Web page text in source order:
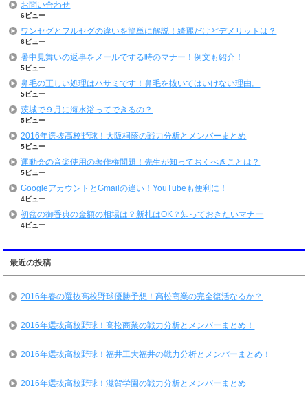
お問い合わせ
6ビュー
ワンセグとフルセグの違いを簡単に解説！綺麗だけどデメリットは？
6ビュー
暑中見舞いの返事をメールでする時のマナー！例文も紹介！
5ビュー
鼻毛の正しい処理はハサミです！鼻毛を抜いてはいけない理由。
5ビュー
茨城で９月に海水浴ってできるの？
5ビュー
2016年選抜高校野球！大阪桐蔭の戦力分析とメンバーまとめ
5ビュー
運動会の音楽使用の著作権問題！先生が知っておくべきことは？
5ビュー
GoogleアカウントとGmailの違い！YouTubeも便利に！
4ビュー
初盆の御香典の金額の相場は？新札はOK？知っておきたいマナー
4ビュー
最近の投稿
2016年春の選抜高校野球優勝予想！高松商業の完全復活なるか？
2016年選抜高校野球！高松商業の戦力分析とメンバーまとめ！
2016年選抜高校野球！福井工大福井の戦力分析とメンバーまとめ！
2016年選抜高校野球！滋賀学園の戦力分析とメンバーまとめ